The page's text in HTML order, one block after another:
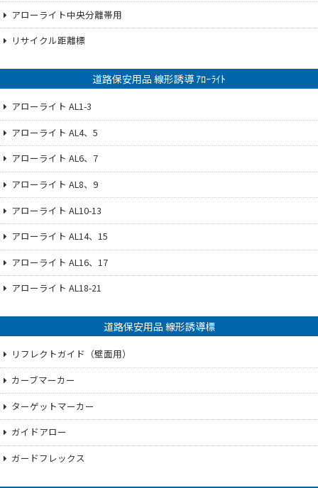
アローライト中央分離帯用
リサイクル距離標
道路保安用品 線形誘導 ｱﾛｰﾗｲﾄ
アローライト AL1-3
アローライト AL4、5
アローライト AL6、7
アローライト AL8、9
アローライト AL10-13
アローライト AL14、15
アローライト AL16、17
アローライト AL18-21
道路保安用品 線形誘導標
リフレクトガイド（壁面用）
カーブマーカー
ターゲットマーカー
ガイドアロー
ガードフレックス